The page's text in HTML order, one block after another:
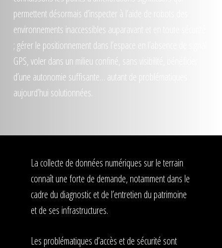
permettent désormais d’inspecter à l’aide de robots des
environnements inaccessibles auparavant et en toute sécurité
; gérer le positionnement dans l’espace en l’absence de signal
GPS, voler dans un milieu confiné, sans visibilité, bénéficier
d’une autonomie suffisante… autant de problématiques
aujourd’hui solutionnées.
La collecte de données numériques sur le terrain
connaît une forte de demande, notamment dans le
cadre du diagnostic et de l’entretien du patrimoine
et de ses infrastructures.
Les problématiques d’accès et de sécurité sont